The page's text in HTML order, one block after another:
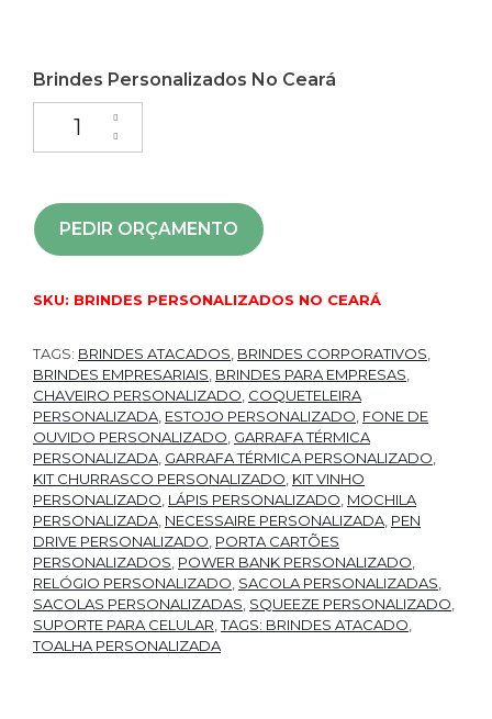
Brindes Personalizados No Ceará
PEDIR ORÇAMENTO
SKU: BRINDES PERSONALIZADOS NO CEARÁ
TAGS: BRINDES ATACADOS BRINDES CORPORATIVOS
BRINDES EMPRESARIAIS BRINDES PARA EMPRESAS
CHAVEIRO PERSONALIZADO COQUETELEIRA
PERSONALIZADA ESTOJO PERSONALIZADO FONE DE
OUVIDO PERSONALIZADO GARRAFA TÉRMICA
PERSONALIZADA GARRAFA TÉRMICA PERSONALIZADO
KIT CHURRASCO PERSONALIZADO KIT VINHO
PERSONALIZADO LÁPIS PERSONALIZADO MOCHILA
PERSONALIZADA NECESSAIRE PERSONALIZADA PEN
DRIVE PERSONALIZADO PORTA CARTÕES
PERSONALIZADOS POWER BANK PERSONALIZADO
RELÓGIO PERSONALIZADO SACOLA PERSONALIZADAS
SACOLAS PERSONALIZADAS SQUEEZE PERSONALIZADO
SUPORTE PARA CELULAR ,TAGS: BRINDES ATACADO
TOALHA PERSONALIZADA